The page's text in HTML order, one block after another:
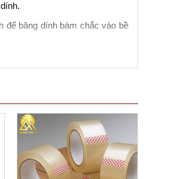
để băng dính bám chắc vào bề
công nghiệp khác nhau.